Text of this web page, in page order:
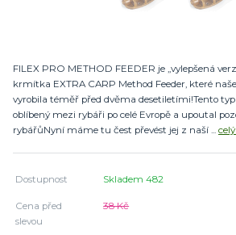
FILEX PRO METHOD FEEDER je „vylepšená
krmítka EXTRA CARP Method Feeder, které
vyrobila téměř před dvěma desetiletími!Tento
oblíbený mezi rybáři po celé Evropě a upoutal
rybářůNyní máme tu čest převést jej z naší ...
Dostupnost Skladem 482
Cena před
slevou
38 Kč